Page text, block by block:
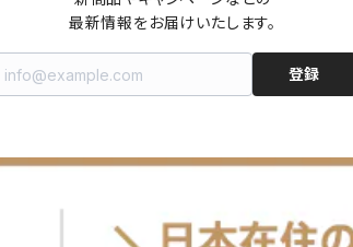
最新情報をお届けいたします。
登録